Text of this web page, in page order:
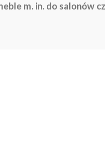
m. in. do salonów